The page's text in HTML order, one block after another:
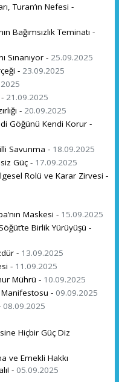
Turan’ın Nefesi -
Bağımsızlık Teminatı -
Sınanıyor - 25.09.2025
- 23.09.2025
21.09.2025
- 20.09.2025
Göğünü Kendi Korur -
Savunma - 18.09.2025
Güç - 17.09.2025
Rolü ve Karar Zirvesi -
Maskesi - 15.09.2025
Birlik Yürüyüşü -
- 13.09.2025
- 11.09.2025
Mührü - 10.09.2025
Manifestosu - 09.09.2025
08.09.2025
Hiçbir Güç Diz
ve Emekli Hakkı
- 05.09.2025